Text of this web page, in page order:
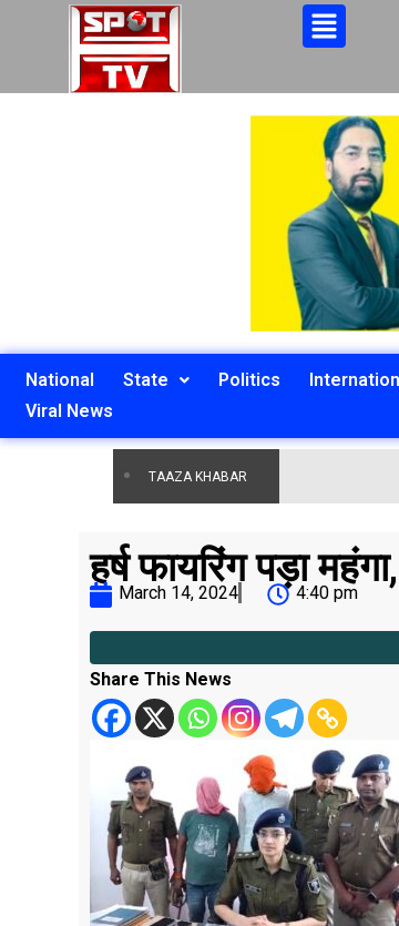
National State Politics
Viral News
TAAZA KHABAR
हर्ष फायरिंग पड़ा
March 14, 2024 4:40 pm
Share This News